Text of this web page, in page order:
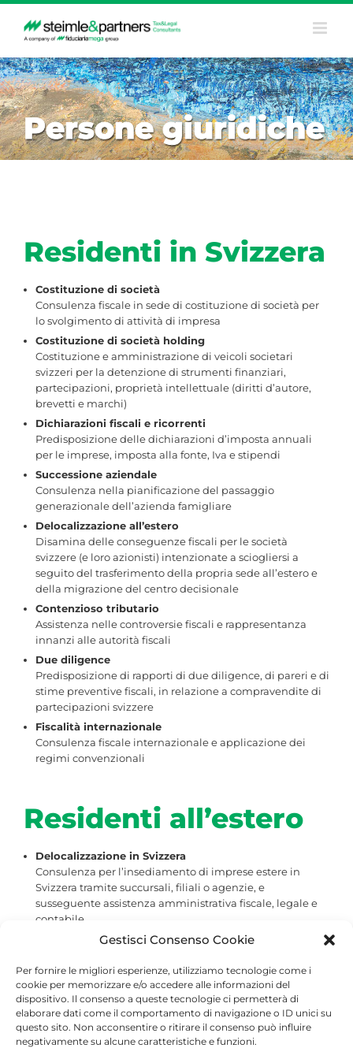
Gestisci Consenso Cookie
Per fornire le migliori esperienze, utilizziamo tecnologie come i
cookie per memorizzare e/o accedere alle informazioni del
dispositivo. Il consenso a queste tecnologie ci permetterà di
elaborare dati come il comportamento di navigazione o ID unici su
questo sito. Non acconsentire o ritirare il consenso può influire
negativamente su alcune caratteristiche e funzioni.
Salta
contenuto
Persone giuridiche
Residenti in Svizzera
Costituzione di società
Consulenza fiscale in sede di costituzione di società per
lo svolgimento di attività di impresa
Costituzione di società holding
Costituzione e amministrazione di veicoli societari
svizzeri per la detenzione di strumenti finanziari,
partecipazioni, proprietà intellettuale (diritti d’autore,
brevetti e marchi)
Dichiarazioni fiscali e ricorrenti
Predisposizione delle dichiarazioni d’imposta annuali
per le imprese, imposta alla fonte, Iva e stipendi
Successione aziendale
Consulenza nella pianificazione del passaggio
generazionale dell’azienda famigliare
Delocalizzazione all’estero
Disamina delle conseguenze fiscali per le società
svizzere (e loro azionisti) intenzionate a sciogliersi a
seguito del trasferimento della propria sede all’estero e
della migrazione del centro decisionale
Contenzioso tributario
Assistenza nelle controversie fiscali e rappresentanza
innanzi alle autorità fiscali
Due diligence
Predisposizione di rapporti di due diligence, di pareri e di
stime preventive fiscali, in relazione a compravendite di
partecipazioni svizzere
Fiscalità internazionale
Consulenza fiscale internazionale e applicazione dei
regimi convenzionali
Residenti all’estero
Delocalizzazione in Svizzera
Consulenza per l’insediamento di imprese estere in
Svizzera tramite succursali, filiali o agenzie, e
susseguente assistenza amministrativa fiscale, legale e
contabile
Costituzione di società
societario per la detenzione di proprietà intellettuale,
partecipazioni o svolgimento di attività d’impresa e
disamina della forma giuridica più idonea
Investimenti e dismissioni in Svizzera
Consulenza fiscale e legale rivolta a società estere con